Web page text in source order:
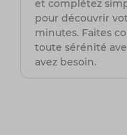
et complétez
pour découvrir
minutes. Faites
toute sérénité
avez besoin.